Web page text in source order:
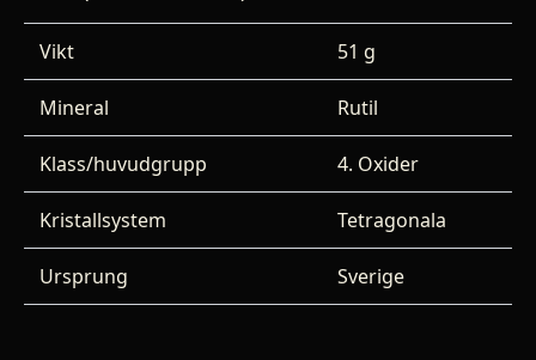
Vikt 51 g
Mineral Rutil
Klass/huvudgrupp 4. Oxider
Kristallsystem Tetragonala
Ursprung Sverige